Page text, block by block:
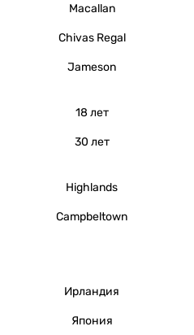
Macallan
Chivas Regal
Jameson
18 лет
30 лет
Highlands
Campbeltown
Ирландия
Япония